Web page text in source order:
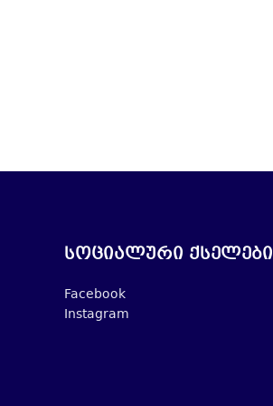
სოციალური ქსელები
Facebook
Instagram